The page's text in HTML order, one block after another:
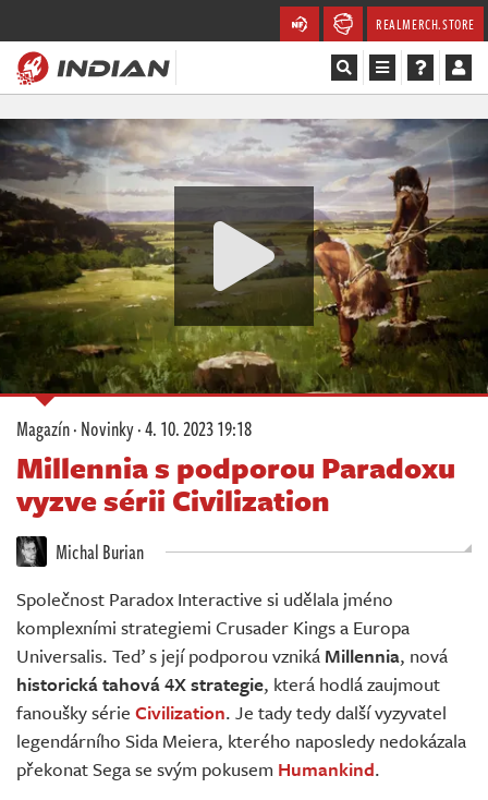
REALMERCH.STORE
Magazín
Recenze
Videa
Soutěže
Databáze
Komunita
Redakce
Živě
Magazín·Novinky·4. 10. 2023 19:18
Millennia s podporou Paradoxu
vyzve sérii Civilization
Michal Burian
Společnost Paradox Interactive si udělala jméno
komplexními strategiemi Crusader Kings a Europa
Universalis. Teď s její podporou vzniká Millennia, nová
historická tahová 4X strategie, která hodlá zaujmout
fanoušky série Civilization. Je tady tedy další vyzyvatel
legendárního Sida Meiera, kterého naposledy nedokázala
překonat Sega se svým pokusem Humankind.